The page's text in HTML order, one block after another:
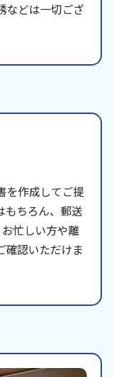
などは一切ござ
を作成してご提
もちろん、郵送
忙しい方や離
確認いただけま